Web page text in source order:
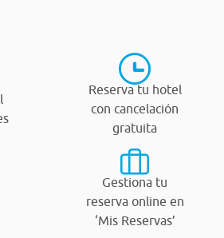
Reserva tu hotel
con cancelación
gratuita
Gestiona tu
reserva online en
‘Mis Reservas’